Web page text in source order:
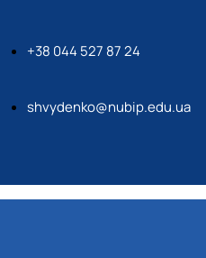
+38 044 527 87 24
shvydenko@nubip.edu.ua